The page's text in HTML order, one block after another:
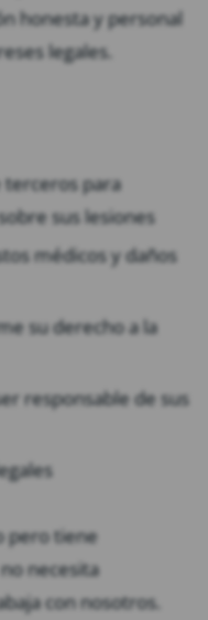
honesta y personal
legales.
terceros para
sus lesiones
médicos y daños
su derecho a la
responsable de sus
pero tiene
necesita
con nosotros.